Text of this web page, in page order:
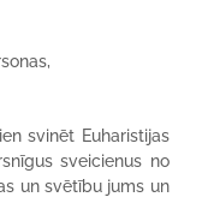
svinēt Euharistijas
sveicienus no
un svētību jums un